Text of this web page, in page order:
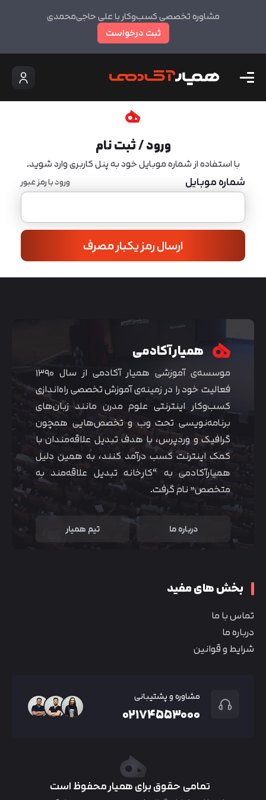
مشاوره تخصصی کسب‌وکار با علی حاجی‌محمدی
ثبت درخواست
ورود / ثبت نام
با استفاده از شماره موبایل خود به پنل کاربری وارد شوید.
شماره موبایل ورود با رمز عبور
ارسال رمز یکبار مصرف
همیار آکادمی
موسسه‌ی آموزشی همیار آکادمی از سال ۱۳۹۰
فعالیت خود را در زمینه‌ی آموزش تخصصی راه‌اندازی
کسب‌و‌کار اینترنتی علوم مدرن مانند زبان‌های
برنامه‌نویسی تحت وب و تخصص‌هایی همچون
گرافیک و وردپرس، با هدف تبدیل علاقه‌مندان با
کمک اینترنت کسب درآمد کنند، به همین دلیل
همیارآکادمی به “کارخانه تبدیل علاقه‌مند به
متخصص” نام گرفت.
درباره ما تیم همیار
بخش های مفید
تماس با ما
درباره ما
شرایط و قوانین
مشاوره و پشتیبانی
۰۲۱۷۴۵۵۳۰۰۰
تمامی حقوق برای همیار محفوظ است
متوجه شدم